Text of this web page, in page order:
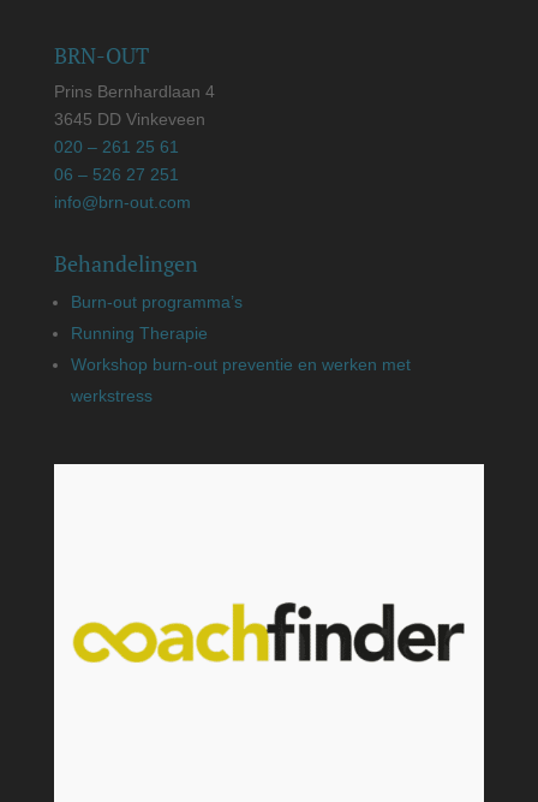
BRN-OUT
Prins Bernhardlaan 4
3645 DD Vinkeveen
020 – 261 25 61
06 –526 27 251
info@brn-out.com
Behandelingen
Burn-out programma’s
Running Therapie
Workshop burn-out preventie en werken met
werkstress